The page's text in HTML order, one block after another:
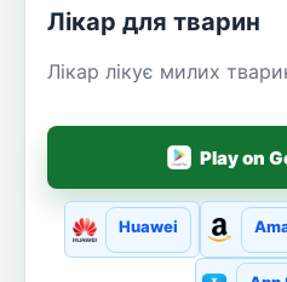
Лікар для тварин
Лікар лікує милих
Play on
Huawei